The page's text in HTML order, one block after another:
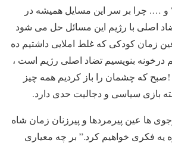
…. چرا بر سر این مسایل همیشه در
اصلی با رژیم این مسائل حل می شود
زمان کودکی که غلط املایی داشتیم ده
درخونه بنویسیم تضاد اصلی رژیم است ،
که چشمان را باز کردیم همه چیز
بازی سیاسی و دجالیت حدی دارد.
ها عین پیرمردها و پیرزنان زمان شاه
یه فکری خواهیم کرد.” بر چه معیاری